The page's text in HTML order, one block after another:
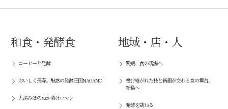
和食・発酵食
コーヒーと発酵
おいしく長寿。魅惑の発酵王国NAGANO
大湯みほのぬか漬けロマン
地域・店・人
愛媛、食の現場へ
受け継がれた技と新風が交わる食の舞台、
新島へ
発酵を訪ねる